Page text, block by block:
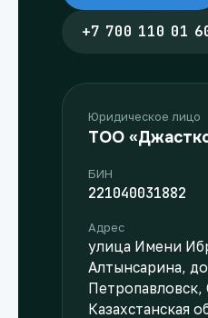
+7 700 110 01
Юридическое лицо
ТОО
БИН
221040031882
Адрес
улица Имени
Алтынсарина,
Петропавловск,
Казахстанская